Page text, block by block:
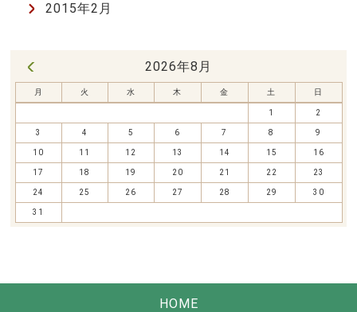
2015年2月
2026年8月
月 火 水 木 金 土 日
1 2
3 4 5 6 7 8 9
10 11 12 13 14 15 16
17 18 19 20 21 22 23
24 25 26 27 28 29 30
31
HOME